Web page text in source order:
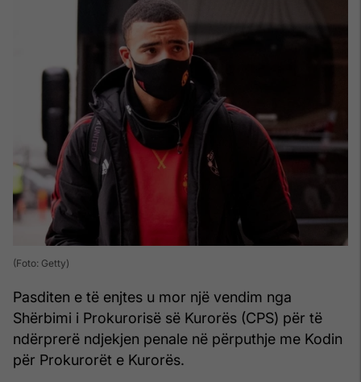
(Foto: Getty)
Pasditen e të enjtes u mor një vendim nga
Shërbimi i Prokurorisë së Kurorës (CPS) për të
ndërprerë ndjekjen penale në përputhje me Kodin
për Prokurorët e Kurorës.